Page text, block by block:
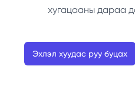
хугацааны дараа
Эхлэл хуудас руу буцах